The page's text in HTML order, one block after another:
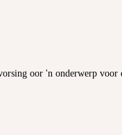
oor 'n onderwerp